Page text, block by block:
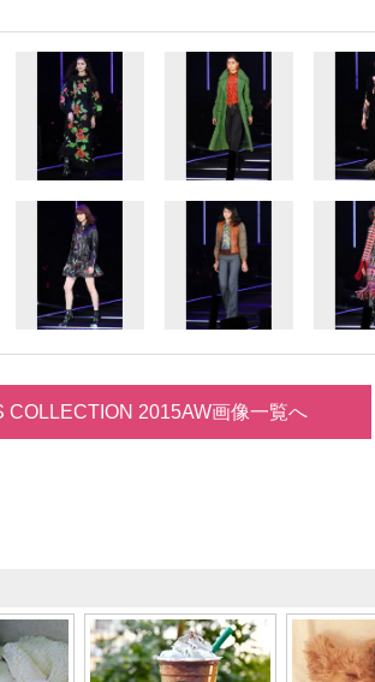
COLLECTION 2015AW画像一覧へ